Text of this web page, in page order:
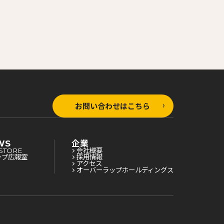
お問い合わせはこちら
広報室
企業
会社概要
採用情報
アクセス
オーバーラップホールディングス